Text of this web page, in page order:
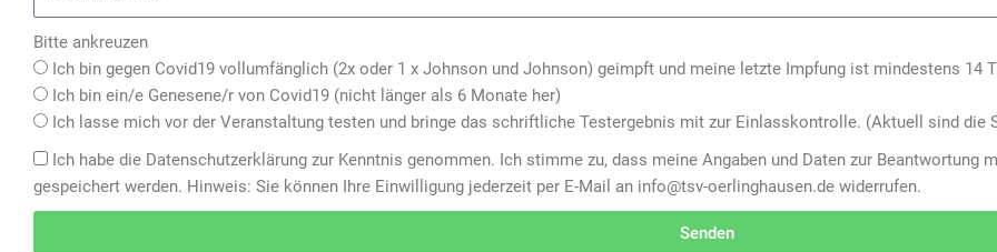
Bitte ankreuzen
Ich bin gegen Covid19 vollumfänglich (2x oder 1 x Johnson und Johnson) geimpft und meine letzte Impfung ist mindestens 14
Ich bin ein/e Genesene/r von Covid19 (nicht länger als 6 Monate her)
Ich lasse mich vor der Veranstaltung testen und bringe das schriftliche Testergebnis mit zur Einlasskontrolle. (Aktuell sind die
Ich habe die Datenschutzerklärung zur Kenntnis genommen. Ich stimme zu, dass meine Angaben und Daten zur Beantwortung
gespeichert werden. Hinweis: Sie können Ihre Einwilligung jederzeit per E-Mail an info@tsv-oerlinghausen.de widerrufen.
Senden